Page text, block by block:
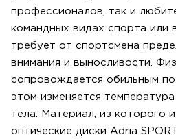
профессионалов, так и
командных видах спорта или
требует от спортсмена
внимания и выносливости.
сопровождается обильным
этом изменяется
тела. Материал, из которого
оптические диски Adria